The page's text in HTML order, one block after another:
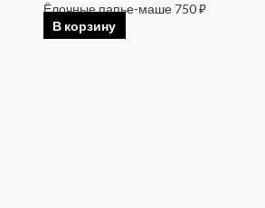
Ёлочные папье-маше 750₽
В корзину